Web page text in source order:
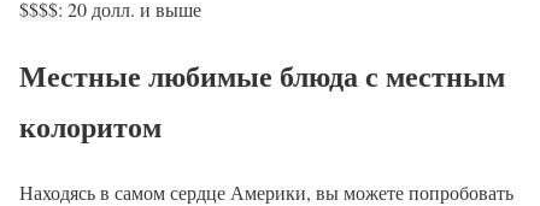
$$$$: 20 долл. и выше
Местные любимые блюда с местным
колоритом
Находясь в самом сердце Америки, вы можете попробовать